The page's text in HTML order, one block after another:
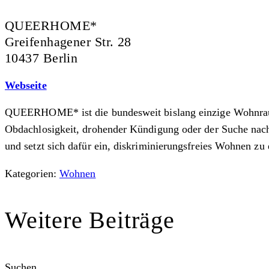
QUEERHOME*
Greifenhagener Str. 28
10437 Berlin
Webseite
QUEERHOME* ist die bundesweit bislang einzige
Obdachlosigkeit, drohender Kündigung oder der Suche
und setzt sich dafür ein, diskriminierungsfreies Wohnen
Kategorien: Wohnen
Weitere Beiträge